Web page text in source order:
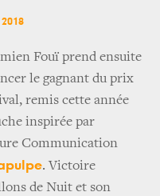
Fouï prend ensuite
le gagnant du prix
remis cette année
inspirée par
Communication
. Victoire
de Nuit et son